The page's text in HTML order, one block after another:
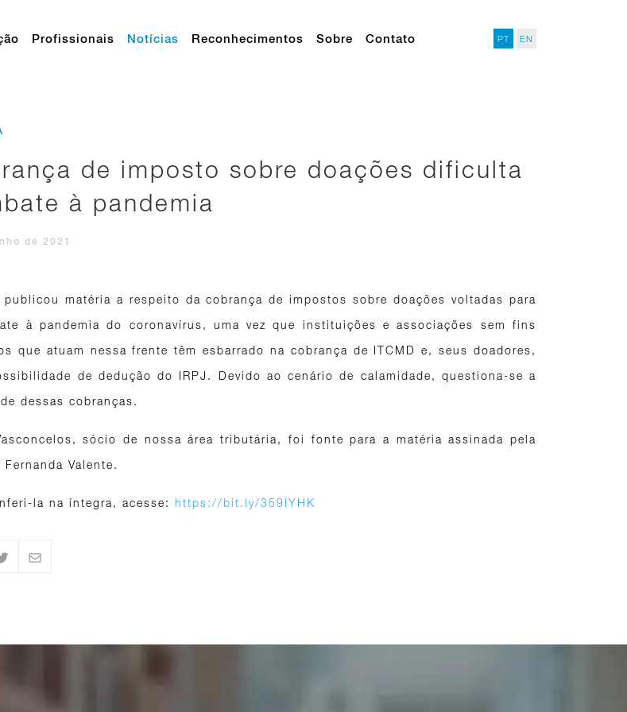
Profissionais Notícias Reconhecimentos Sobre Contato PT EN
de imposto sobre doações dificulta
à pandemia
de 2021
publicou matéria a respeito da cobrança de impostos sobre doações voltadas para
à pandemia do coronavírus, uma vez que instituições e associações sem fins
que atuam nessa frente têm esbarrado na cobrança de ITCMD e, seus doadores,
de dedução do IRPJ. Devido ao cenário de calamidade, questiona-se a
dessas cobranças.
sócio de nossa área tributária, foi fonte para a matéria assinada pela
Fernanda Valente.
la na íntegra, acesse: https://bit.ly/359IYHK